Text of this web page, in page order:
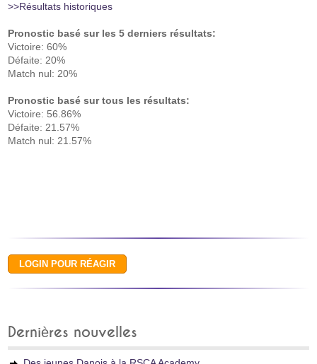
>>Résultats historiques
Pronostic basé sur les 5 derniers résultats:
Victoire: 60%
Défaite: 20%
Match nul: 20%
Pronostic basé sur tous les résultats:
Victoire: 56.86%
Défaite: 21.57%
Match nul: 21.57%
Dernières nouvelles